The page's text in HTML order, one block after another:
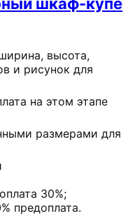
шкаф-купе
высота,
и рисунок для
на этом этапе
размерами для
30%;
предоплата.